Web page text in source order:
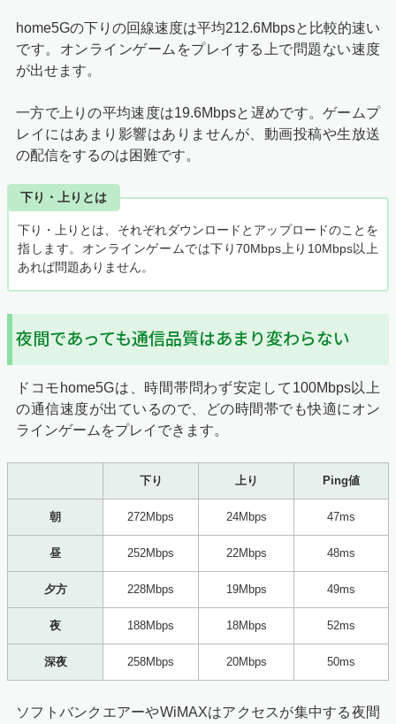
home5Gの下りの回線速度は平均212.6Mbpsと比較的速い
です。オンラインゲームをプレイする上で問題ない速度
が出せます。
一方で上りの平均速度は19.6Mbpsと遅めです。ゲームプ
レイにはあまり影響はありませんが、動画投稿や生放送
の配信をするのは困難です。
下り・上りとは
下り・上りとは、それぞれダウンロードとアップロードのことを
指します。オンラインゲームでは下り70Mbps上り10Mbps以上
あれば問題ありません。
夜間であっても通信品質はあまり変わらない
ドコモhome5Gは、時間帯問わず安定して100Mbps以上
の通信速度が出ているので、どの時間帯でも快適にオン
ラインゲームをプレイできます。
下り 上り Ping値
朝 272Mbps 24Mbps 47ms
昼 252Mbps 22Mbps 48ms
夕方 228Mbps 19Mbps 49ms
夜 188Mbps 18Mbps 52ms
深夜 258Mbps 20Mbps 50ms
ソフトバンクエアーやWiMAXはアクセスが集中する夜間